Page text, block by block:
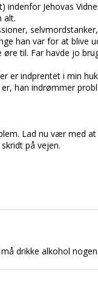
Jehovas
alt.
han var for at blive
til. Far havde jo
er indprentet i min
han indrømmer
Lad nu vær med at
på vejen.
drikke alkohol